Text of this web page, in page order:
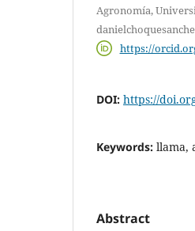
Agronomía,
https://
DOI: https://
Keywords: llama,
Abstract